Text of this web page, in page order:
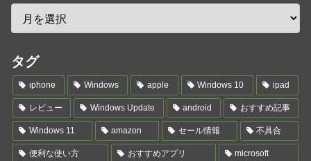
タグ
iphone Windows apple Windows 10 ipad
レビュー Windows Update android おすすめ記事
Windows 11 amazon セール情報 不具合
便利な使い方 おすすめアプリ microsoft